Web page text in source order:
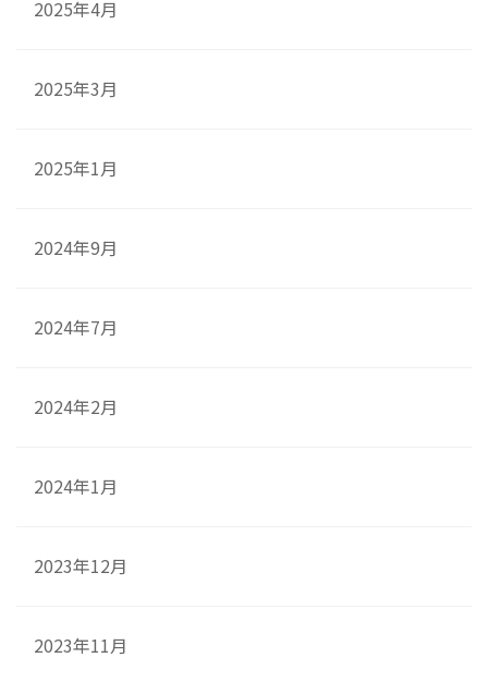
2025年4月
2025年3月
2025年1月
2024年9月
2024年7月
2024年2月
2024年1月
2023年12月
2023年11月